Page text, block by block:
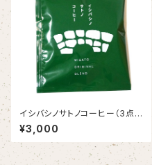
イシバシノサトノコーヒー（3点
掛けドリップバック １０個セッ
ト）ー送料込ー
¥3,000